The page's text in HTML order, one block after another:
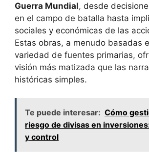
Guerra Mundial, desde
en el campo de batalla hasta
sociales y económicas de las
Estas obras, a menudo basadas
variedad de fuentes primarias,
visión más matizada que las
históricas simples.
Te puede interesar: Cómo
riesgo de divisas en
y control